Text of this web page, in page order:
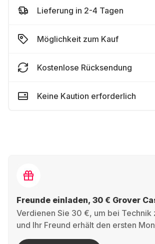
Lieferung in 2-4 Tagen
Möglichkeit zum Kauf
Kostenlose Rücksendung
Keine Kaution erforderlich
Freunde einladen, 30 € Grover
Verdienen Sie 30 €, um bei Technik
und Ihr Freund erhält den ersten